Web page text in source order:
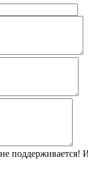
поддерживается!